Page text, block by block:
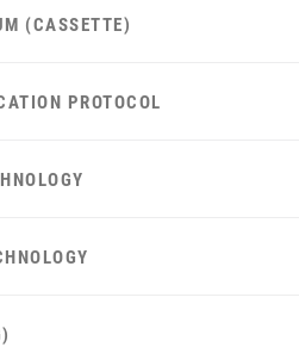
(CASSETTE)
PROTOCOL